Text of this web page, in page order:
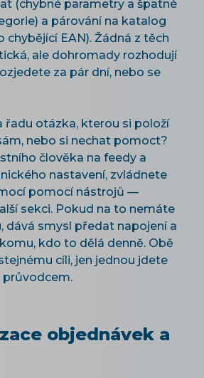
(chybné parametry a špatné
a párování na katalog
chybějící EAN). Žádná z těch
ale dohromady rozhodují
za pár dní, nebo se
řadu otázka, kterou si položí
nebo si nechat pomoct?
člověka na feedy a
nastavení, zvládnete
pomocí nástrojů —
sekci. Pokud na to nemáte
dává smysl předat napojení a
kdo to dělá denně. Obě
cíli, jen jednou jdete
průvodcem.
objednávek a